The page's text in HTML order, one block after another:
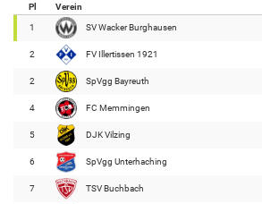
Pl Verein
1 SV Wacker Burghausen
2 FV Illertissen 1921
2 SpVgg Bayreuth
4 FC Memmingen
5 DJK Vilzing
6 SpVgg Unterhaching
7 TSV Buchbach